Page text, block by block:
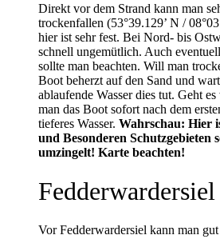
Direkt vor dem Strand kann man
trockenfallen (53°39.129’ N /
hier ist sehr fest. Bei Nord- bis
schnell ungemütlich. Auch
sollte man beachten. Will man
Boot beherzt auf den Sand und
ablaufende Wasser dies tut. Geht
man das Boot sofort nach dem
tieferes Wasser. Wahrschau: Hier
und Besonderen Schutzgebieten
umzingelt! Karte beachten!
Fedderwardersiel
Vor Fedderwardersiel kann man